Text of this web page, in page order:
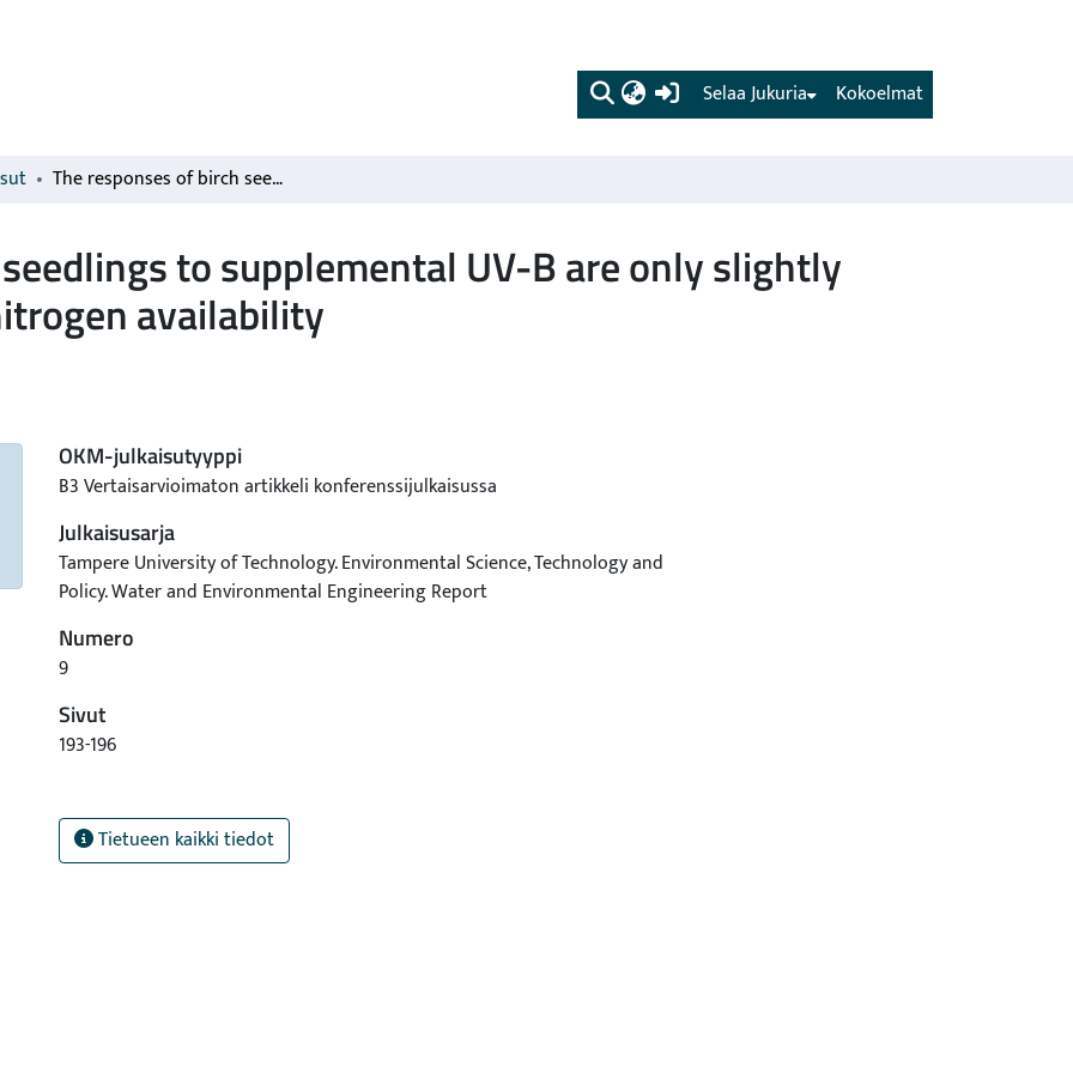
(current) Kokoelmat
Selaa Jukuria
The responses of birch seedlings to supplemental UV-B are only slightly affected by increased nitrogen availability
to supplemental UV-B are only slightly
availability
OKM-julkaisutyyppi
B3 Vertaisarvioimaton artikkeli konferenssijulkaisussa
Julkaisusarja
Tampere University of Technology. Environmental Science, Technology and
Policy. Water and Environmental Engineering Report
Numero
9
Sivut
193-196
Tietueen kaikki tiedot